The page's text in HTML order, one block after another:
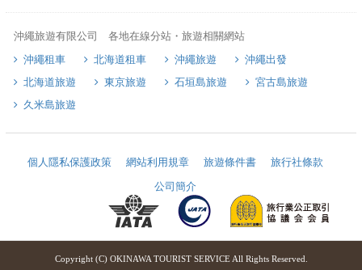
沖繩旅遊有限公司 各地在線分站・旅遊相關網站
沖繩租車
北海道租車 沖繩旅遊
沖繩出發
北海道旅遊
東京旅遊 石垣島旅遊
宮古島旅遊
久米島旅遊
個人隱私保護政策 網站利用規章 旅遊條件書
旅行社條款
公司簡介
Copyright (C) OKINAWA TOURIST SERVICE All Rights Reserved.